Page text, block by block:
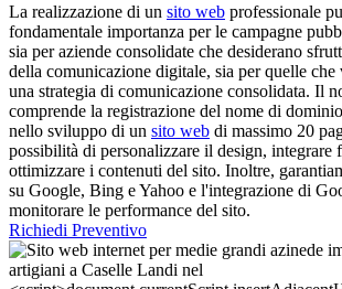
La realizzazione di un sito web professionale
fondamentale importanza per le campagne
sia per aziende consolidate che desiderano
della comunicazione digitale, sia per quelle che
una strategia di comunicazione consolidata. Il
comprende la registrazione del nome di
nello sviluppo di un sito web di massimo 20
possibilità di personalizzare il design, integrare
ottimizzare i contenuti del sito. Inoltre,
su Google, Bing e Yahoo e l'integrazione di
monitorare le performance del sito.
Richiedi Preventivo